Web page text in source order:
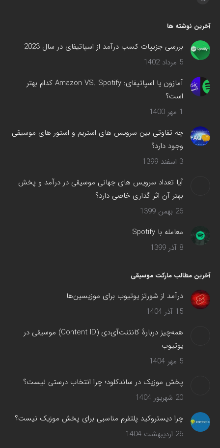
تلگرام
در
پنجره
جدید
می‌شود
آخرین نوشته ها
بررسی جزییات کسب درآمد از اسپاتیفای در سال 2023
5 مرداد 1402
آمازون یا اسپاتیفای: Amazon VS. Spotify کدام بهتر
است؟
1 مهر 1400
چه تفاوتی بین سرویس های استریم و استور های موسیقی
وجود دارد؟
3 اسفند 1399
آیا تعداد سرویس های جهانی موسیقی در درآمد و پخش
بهتر آن اثر گذاری خاصی دارد؟
26 بهمن 1399
معامله با Spotify
8 آذر 1399
آخرین مطالب مارکت موسیقی
درآمد از شورتز یوتیوب برای موزیسین‌ها
15 آذر 1404
همه‌چیز دربارهٔ کانتنت‌آی‌دی (Content ID) موسیقی در
یوتیوب
5 مهر 1404
پخش موزیک در ساندکلود؛ چرا انتخاب درستی نیست؟
20 شهریور 1404
چرا دیستروکید پلتفرم مناسبی برای پخش موزیک نیست؟
26 اردیبهشت 1404